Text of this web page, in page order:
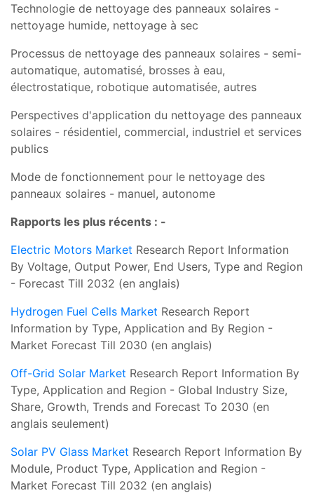
Technologie de nettoyage des panneaux solaires -
nettoyage humide, nettoyage à sec
Processus de nettoyage des panneaux solaires - semi-
automatique, automatisé, brosses à eau,
électrostatique, robotique automatisée, autres
Perspectives d'application du nettoyage des panneaux
solaires - résidentiel, commercial, industriel et services
publics
Mode de fonctionnement pour le nettoyage des
panneaux solaires - manuel, autonome
Rapports les plus récents : -
Electric Motors Market Research Report Information
By Voltage, Output Power, End Users, Type and Region
- Forecast Till 2032 (en anglais)
Hydrogen Fuel Cells Market Research Report
Information by Type, Application and By Region -
Market Forecast Till 2030 (en anglais)
Off-Grid Solar Market Research Report Information By
Type, Application and Region - Global Industry Size,
Share, Growth, Trends and Forecast To 2030 (en
anglais seulement)
Solar PV Glass Market Research Report Information By
Module, Product Type, Application and Region -
Market Forecast Till 2032 (en anglais)